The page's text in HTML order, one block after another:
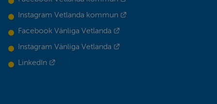
Instagram Vetlanda kommun
Facebook Vänliga Vetlanda
Instagram Vänliga Vetlanda
LinkedIn